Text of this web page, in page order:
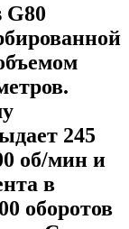
G80
245
об/мин и
в
оборотов